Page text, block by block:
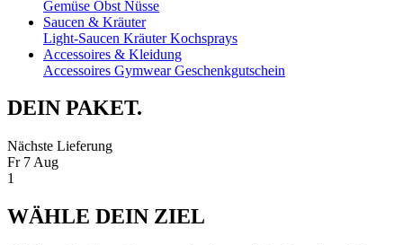
Gemüse Obst Nüsse
Saucen & Kräuter
Light-Saucen KräuterKochsprays
Accessoires & Kleidung
Accessoires GymwearGeschenkgutschein
DEIN PAKET.
Nächste Lieferung
Fr 7 Aug
1
WÄHLE DEIN ZIEL